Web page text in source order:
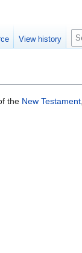
the New Testament
View history
S
e
c
h